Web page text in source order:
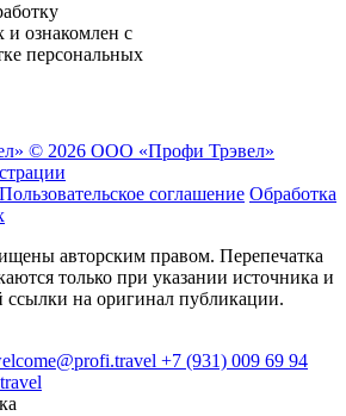
ознакомлен с
персональных
© 2026 ООО «Профи Трэвeл»
Пользовательское соглашение Обработка
авторским правом. Перепечатка
только при указании источника и
ссылки на оригинал публикации.
+7 (931) 009 69 94